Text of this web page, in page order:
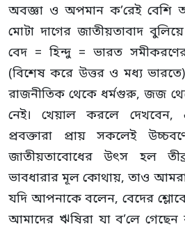
অবজ্ঞা ও অপমান ক’রেই বেশি
মোটা দাগের জাতীয়তাবাদ
বেদ = হিন্দু = ভারত
(বিশেষ করে উত্তর ও মধ্য
রাজনীতিক থেকে ধর্মগুরু, জজ
নেই। খেয়াল করলে দেখবেন,
প্রবক্তারা প্রায় সকলেই
জাতীয়তাবোধের উৎস হল
ভাবধারার মূল কোথায়, তাও
যদি আপনাকে বলেন, বেদের
আমাদের ঋষিরা যা ব’লে গেছেন